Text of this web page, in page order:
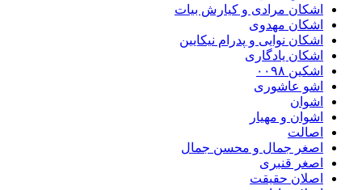
اشکان مرادی و کیارش بیات
اشکان مهدوی
اشکان نوایی و پدرام نیکایین
اشکان یادگاری
اشکین ۰۰۹۸
اشو عاشوری
اشوان
اشوان و مهیار
اصالت
اصغر جمال و محسن جمال
اصغر قنبری
اصلان حقیقت